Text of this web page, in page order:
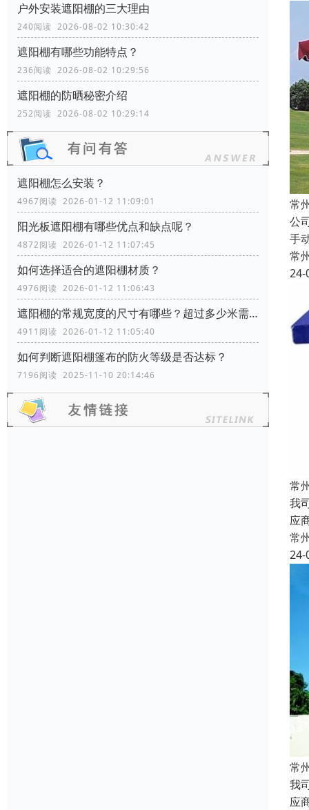
户外安装遮阳棚的三大理由
240阅读 2026-08-02 10:30:42
遮阳棚有哪些功能特点？
236阅读 2026-08-02 10:29:56
遮阳棚的防晒秘密介绍
252阅读 2026-08-02 10:29:14
遮阳棚怎么安装？
4967阅读 2026-01-12 11:09:01
阳光板遮阳棚有哪些优点和缺点呢？
4872阅读 2026-01-12 11:07:45
如何选择适合的遮阳棚材质？
4976阅读 2026-01-12 11:06:43
遮阳棚的常规宽度的尺寸有哪些？超过多少米需要增加支撑柱？
4911阅读 2026-01-12 11:05:40
如何判断遮阳棚篷布的防火等级是否达标？
7196阅读 2025-11-10 20:14:46
常
公
手
常
24-
常
我
应
常
24-
常
我
应